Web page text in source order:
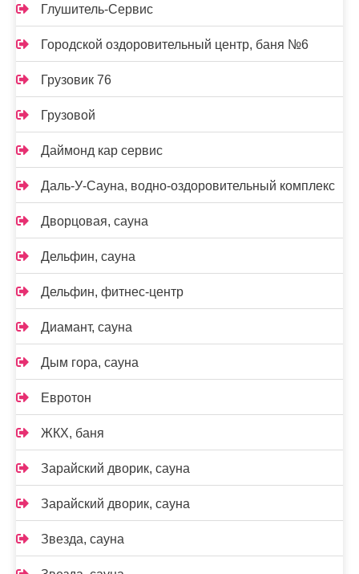
Глушитель-Сервис
Городской оздоровительный центр, баня №6
Грузовик 76
Грузовой
Даймонд кар сервис
Даль-У-Сауна, водно-оздоровительный комплекс
Дворцовая, сауна
Дельфин, сауна
Дельфин, фитнес-центр
Диамант, сауна
Дым гора, сауна
Евротон
ЖКХ, баня
Зарайский дворик, сауна
Зарайский дворик, сауна
Звезда, сауна